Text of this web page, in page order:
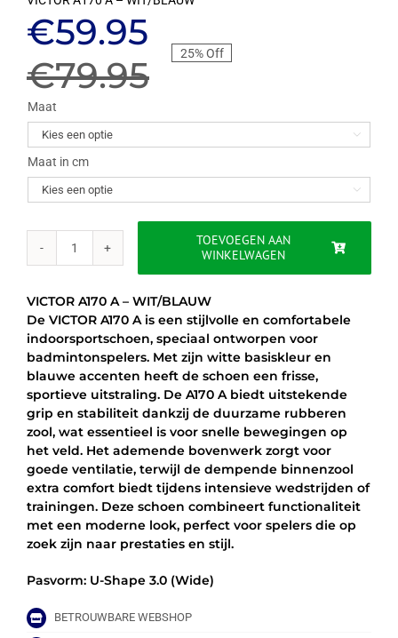
€79.95
Oorspronkelijke
prijs
was:
€79.95.
€59.95
Huidige
prijs
is:
€59.95.
25% Off
Maat

Maat in cm

VICTOR
WIT/BLAUW
aantal
TOEVOEGEN AAN
WINKELWAGEN
VICTOR A170 A – WIT/BLAUW
De VICTOR A170 A is een stijlvolle en comfortabele
indoorsportschoen, speciaal ontworpen voor
badmintonspelers. Met zijn witte basiskleur en
blauwe accenten heeft de schoen een frisse,
sportieve uitstraling. De A170 A biedt uitstekende
grip en stabiliteit dankzij de duurzame rubberen
zool, wat essentieel is voor snelle bewegingen op
het veld. Het ademende bovenwerk zorgt voor
goede ventilatie, terwijl de dempende binnenzool
extra comfort biedt tijdens intensieve wedstrijden of
trainingen. Deze schoen combineert functionaliteit
met een moderne look, perfect voor spelers die op
zoek zijn naar prestaties en stijl.
Pasvorm: U-Shape 3.0 (Wide)
BETROUWBARE WEBSHOP